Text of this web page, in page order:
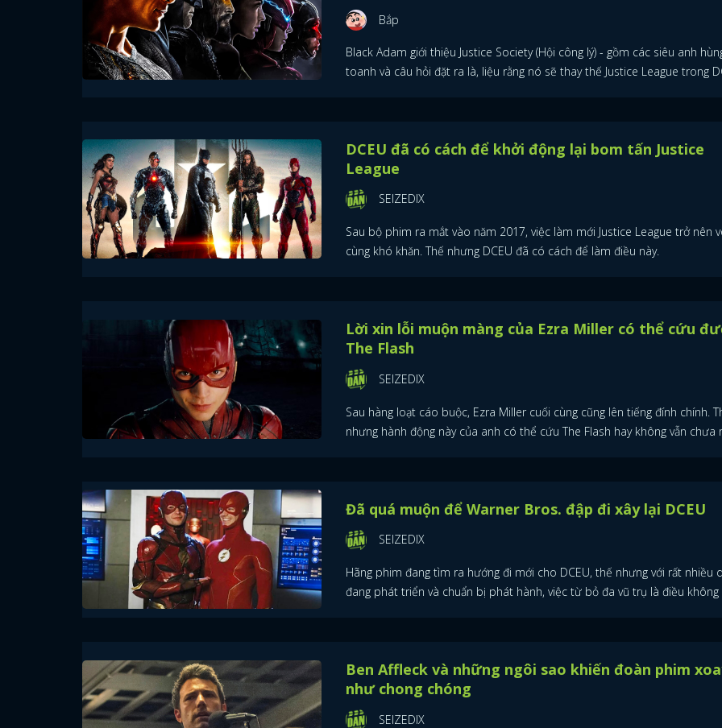
Bắp
Black Adam giới thiệu Justice Society (Hội công lý) - gồm các siêu anh
toanh và câu hỏi đặt ra là, liệu rằng nó sẽ thay thế Justice League trong
DCEU đã có cách để khởi động lại bom tấn Justice
League
SEIZEDIX
Sau bộ phim ra mắt vào năm 2017, việc làm mới Justice League trở nên
cùng khó khăn. Thế nhưng DCEU đã có cách để làm điều này.
Lời xin lỗi muộn màng của Ezra Miller có thể cứu
The Flash
SEIZEDIX
Sau hàng loạt cáo buộc, Ezra Miller cuối cùng cũng lên tiếng đính chính.
nhưng hành động này của anh có thể cứu The Flash hay không vẫn chưa
Đã quá muộn để Warner Bros. đập đi xây lại DCEU
SEIZEDIX
Hãng phim đang tìm ra hướng đi mới cho DCEU, thế nhưng với rất nhiều
đang phát triển và chuẩn bị phát hành, việc từ bỏ đa vũ trụ là điều không
Ben Affleck và những ngôi sao khiến đoàn phim
như chong chóng
SEIZEDIX